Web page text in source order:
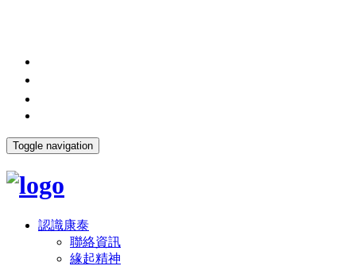
Toggle navigation
認識康泰
聯絡資訊
緣起精神